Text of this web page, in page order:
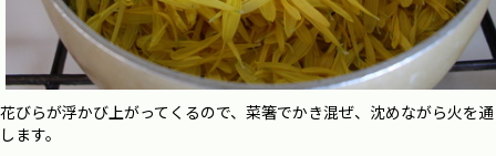
花びらが浮かび上がってくるので、菜箸でかき混ぜ、沈めながら火を通
します。